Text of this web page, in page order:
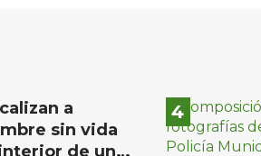
a
sin vida
de un